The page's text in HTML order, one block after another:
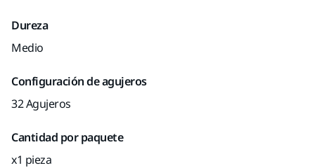
Dureza
Medio
Configuración de agujeros
32 Agujeros
Cantidad por paquete
x1 pieza